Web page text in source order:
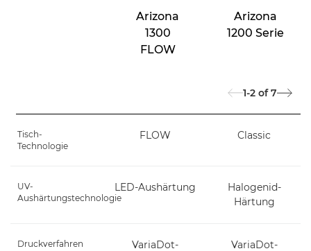
Arizona
1300
FLOW
Arizona
1200 Serie
1-2 of 7
Tisch-
Technologie
FLOW Classic
UV-
Aushärtungstechnologie
LED-Aushärtung
Halogenid-
Härtung
Druckverfahren
VariaDot-
VariaDot-